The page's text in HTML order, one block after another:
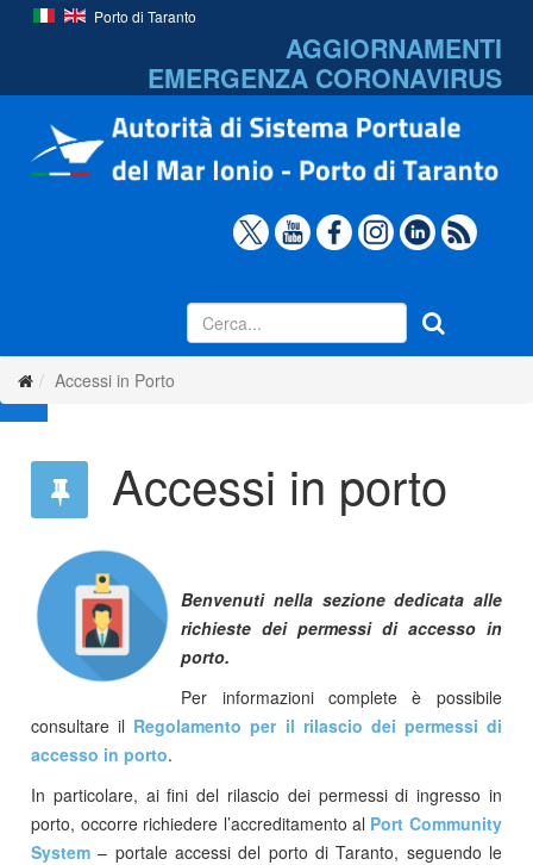
Porto di Taranto
AGGIORNAMENTI
EMERGENZA CORONAVIRUS
Accessi in Porto
Accessi in porto
Benvenuti nella sezione dedicata alle
richieste dei permessi di accesso in
porto.
Per informazioni complete è possibile
consultare il Regolamento per il rilascio dei permessi di
accesso in porto.
In particolare, ai fini del rilascio dei permessi di ingresso in
porto, occorre richiedere l’accreditamento al Port Community
System – portale accessi del porto di Taranto, seguendo le